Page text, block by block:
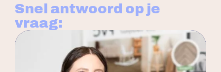
Snel antwoord op je
vraag: